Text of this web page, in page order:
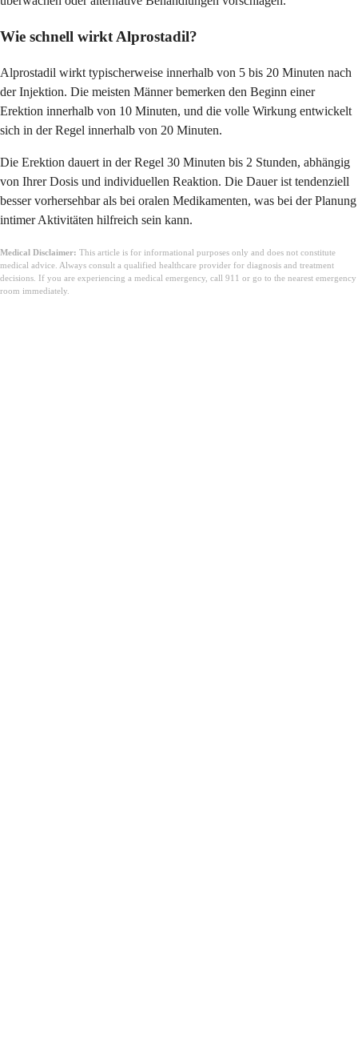
Wie schnell wirkt Alprostadil?
Alprostadil wirkt typischerweise innerhalb von 5 bis 20 Minuten nach
der Injektion. Die meisten Männer bemerken den Beginn einer
Erektion innerhalb von 10 Minuten, und die volle Wirkung entwickelt
sich in der Regel innerhalb von 20 Minuten.
Die Erektion dauert in der Regel 30 Minuten bis 2 Stunden, abhängig
von Ihrer Dosis und individuellen Reaktion. Die Dauer ist tendenziell
besser vorhersehbar als bei oralen Medikamenten, was bei der Planung
intimer Aktivitäten hilfreich sein kann.
Medical Disclaimer: This article is for informational purposes only and does not constitute
medical advice. Always consult a qualified healthcare provider for diagnosis and treatment
decisions. If you are experiencing a medical emergency, call 911 or go to the nearest emergency
room immediately.